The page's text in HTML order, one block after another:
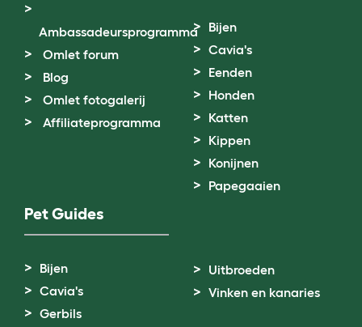
Ambassadeursprogramma
Omlet forum
Blog
Omlet fotogalerij
Affiliateprogramma
Bijen
Cavia's
Eenden
Honden
Katten
Kippen
Konijnen
Papegaaien
Pet Guides
Bijen
Cavia's
Gerbils
Uitbroeden
Vinken en kanaries